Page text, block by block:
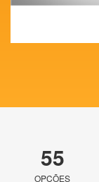
55
OPÇÕES